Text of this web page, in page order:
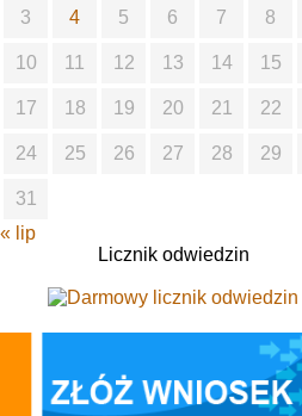
3 4 5 6 7 8
10 11 12 13 14 15
17 18 19 20 21 22
24 25 26 27 28 29
31
« lip
Licznik odwiedzin